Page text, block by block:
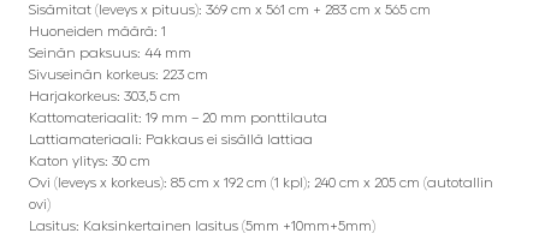
Sisämitat (leveys x pituus): 369 cm x 561 cm + 283 cm x 565 cm
Huoneiden määrä: 1
Seinän paksuus: 44 mm
Sivuseinän korkeus: 223 cm
Harjakorkeus: 303,5 cm
Kattomateriaalit: 19 mm – 20 mm ponttilauta
Lattiamateriaali: Pakkaus ei sisällä lattiaa
Katon ylitys: 30 cm
Ovi (leveys x korkeus): 85 cm x 192 cm (1 kpl); 240 cm x 205 cm (autotallin
ovi)
Lasitus: Kaksinkertainen lasitus (5mm +10mm+5mm)